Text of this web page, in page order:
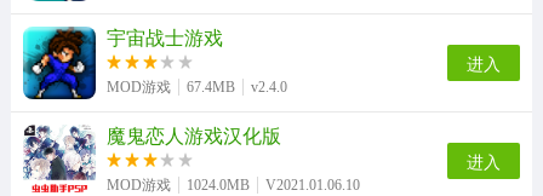
宇宙战士游戏
MOD游戏 67.4MB v2.4.0
进入
魔鬼恋人游戏汉化版
MOD游戏 1024.0MB V2021.01.06.10
进入